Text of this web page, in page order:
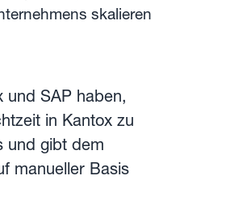
skalieren
und SAP haben,
in Kantox zu
und gibt dem
manueller Basis